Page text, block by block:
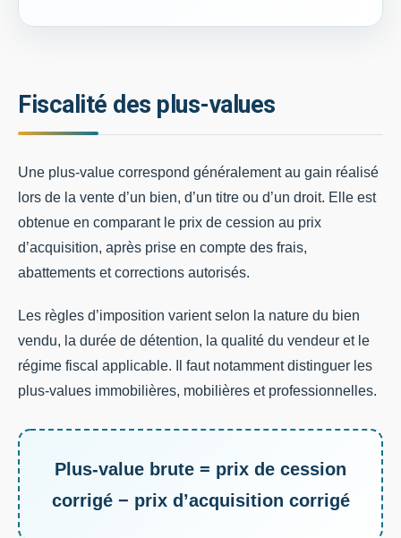
Fiscalité des plus-values
Une plus-value correspond généralement au gain réalisé
lors de la vente d’un bien, d’un titre ou d’un droit. Elle est
obtenue en comparant le prix de cession au prix
d’acquisition, après prise en compte des frais,
abattements et corrections autorisés.
Les règles d’imposition varient selon la nature du bien
vendu, la durée de détention, la qualité du vendeur et le
régime fiscal applicable. Il faut notamment distinguer les
plus-values immobilières, mobilières et professionnelles.
Plus-value brute = prix de cession
corrigé − prix d’acquisition corrigé